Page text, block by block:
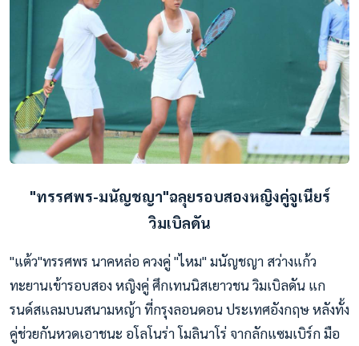
"ทรรศพร-มนัญชญา"ฉลุยรอบสองหญิงคู่จูเนียร์
วิมเบิลดัน
"แต้ว"ทรรศพร นาคหล่อ ควงคู่ "ไหม" มนัญชญา สว่างแก้ว
ทะยานเข้ารอบสอง หญิงคู่ ศึกเทนนิสเยาวชน วิมเบิลดัน แก
รนด์สแลมบนสนามหญ้า ที่กรุงลอนดอน ประเทศอังกฤษ หลังทั้ง
คู่ช่วยกันหวดเอาชนะ อโลโนร่า โมลินาโร่ จากลักแซมเบิร์ก มือ